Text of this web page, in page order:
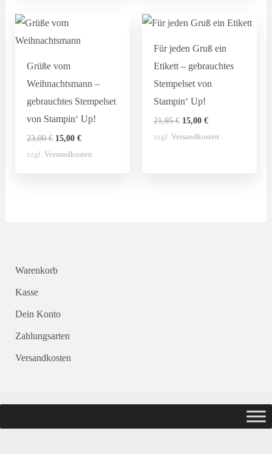
Grüße vom
Weihnachtsmann –
gebrauchtes Stempelset
von Stampin‘ Up!
23,00€ Ursprünglicher
war:
15,00 €Aktueller
ist:
zzgl. Versandkosten
Für jeden Gruß ein
Etikett – gebrauchtes
Stempelset von
Stampin‘ Up!
21,95€ Ursprünglicher
war:
15,00€Aktueller
ist:
zzgl.Versandkosten
Warenkorb
Kasse
Dein Konto
Zahlungsarten
Versandkosten